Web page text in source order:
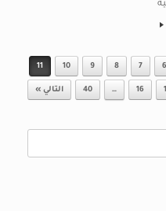
6
7
8
9
10
11
16
…
40 التالي »